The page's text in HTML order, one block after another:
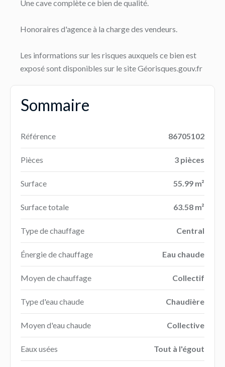
Une cave complète ce bien de qualité.
Honoraires d'agence à la charge des vendeurs.
Les informations sur les risques auxquels ce bien est
exposé sont disponibles sur le site Géorisques.gouv.fr
Sommaire
Référence 86705102
Pièces 3 pièces
Surface 55.99 m²
Surface totale 63.58 m²
Type de chauffage Central
Énergie de chauffage Eau chaude
Moyen de chauffage Collectif
Type d'eau chaude Chaudière
Moyen d'eau chaude Collective
Eaux usées Tout à l'égout